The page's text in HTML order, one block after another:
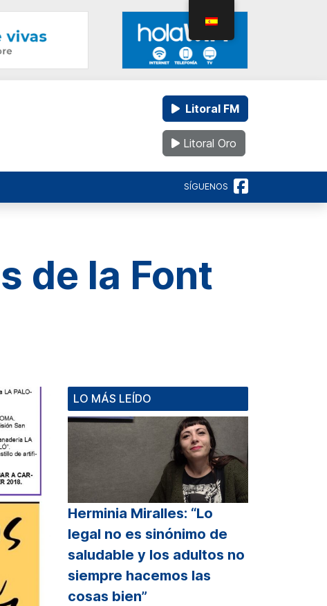
Litoral FM
Litoral Oro
SÍGUENOS
de la Font
LO MÁS LEÍDO
Herminia Miralles: “Lo
legal no es sinónimo de
saludable y los adultos no
siempre hacemos las
cosas bien”